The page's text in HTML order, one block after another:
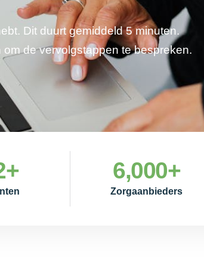
Dit duurt gemiddeld 5 minuten.
de vervolgstappen te bespreken.
+
Zorgaanbieders
6,000+